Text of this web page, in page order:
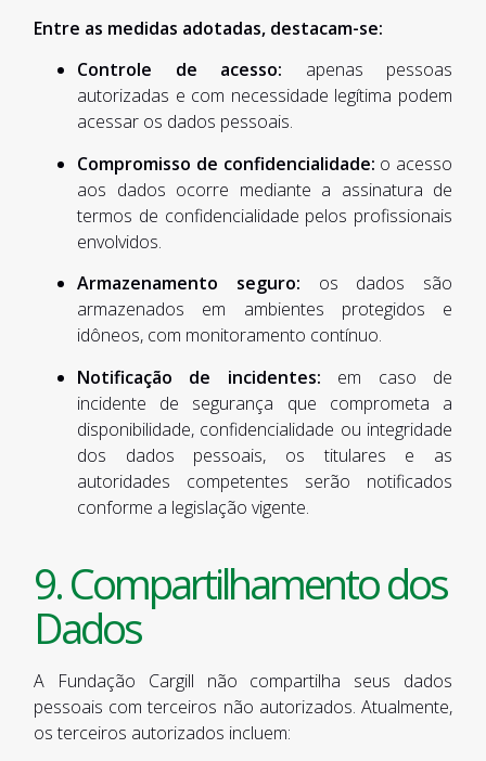
Entre as medidas adotadas, destacam-se:
Controle de acesso: apenas pessoas
autorizadas e com necessidade legítima podem
acessar os dados pessoais.
Compromisso de confidencialidade: o acesso
aos dados ocorre mediante a assinatura de
termos de confidencialidade pelos profissionais
envolvidos.
Armazenamento seguro: os dados são
armazenados em ambientes protegidos e
idôneos, com monitoramento contínuo.
Notificação de incidentes: em caso de
incidente de segurança que comprometa a
disponibilidade, confidencialidade ou integridade
dos dados pessoais, os titulares e as
autoridades competentes serão notificados
conforme a legislação vigente.
9. Compartilhamento dos
Dados
A Fundação Cargill não compartilha seus dados
pessoais com terceiros não autorizados. Atualmente,
os terceiros autorizados incluem: